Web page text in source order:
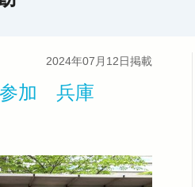
2024年07月12日掲載
参加 兵庫